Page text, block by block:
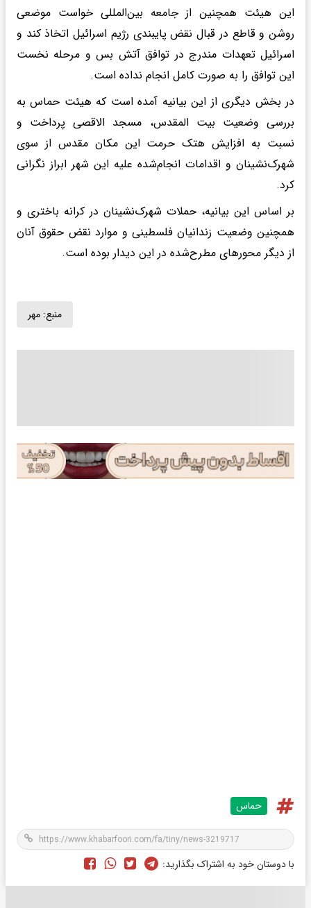
این هیئت همچنین از جامعه بین‌المللی خواست موضعی
روشن و قاطع در قبال نقض پایبندی رژیم اسرائیل اتخاذ کند و
اسرائیل تعهدات مندرج در توافق آتش بس و مرحله نخست
این توافق را به صورت کامل انجام نداده است.
در بخش دیگری از این بیانیه آمده است که هیئت حماس به
بررسی وضعیت بیت المقدس، مسجد الاقصی پرداخت و
نسبت به افزایش هتک حرمت این مکان مقدس از سوی
شهرک‌نشینان و اقدامات انجام‌شده علیه این شهر ابراز نگرانی
کرد.
بر اساس این بیانیه، حملات شهرک‌نشینان در کرانه باختری و
همچنین وضعیت زندانیان فلسطینی و موارد نقض حقوق آنان
از دیگر محورهای مطرح‌شده در این دیدار بوده است.
منبع: مهر
حماس
با دوستان خود به اشتراک بگذارید: